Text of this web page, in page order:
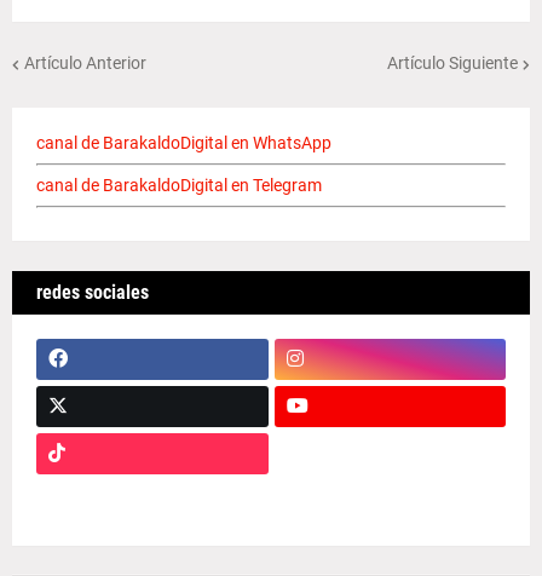
Artículo Anterior Artículo Siguiente
canal de BarakaldoDigital en WhatsApp
canal de BarakaldoDigital en Telegram
redes sociales